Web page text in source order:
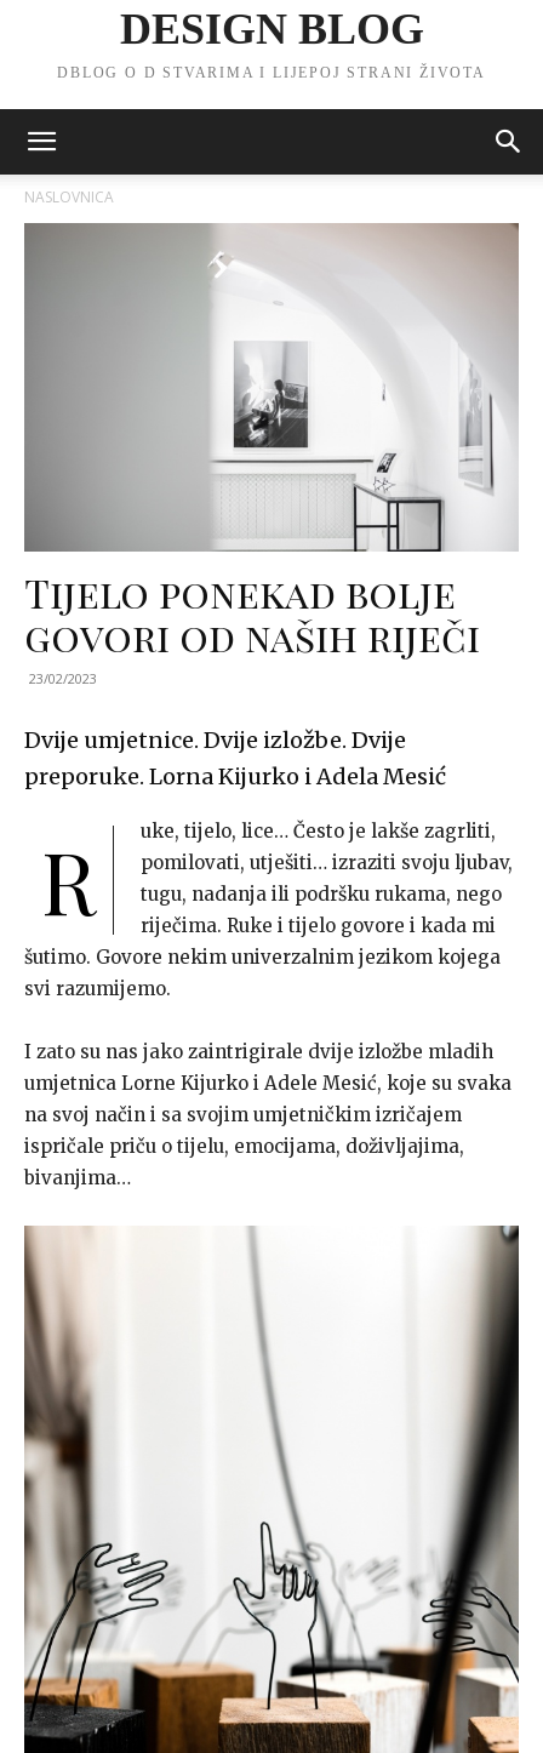
DESIGN BLOG
DBLOG O D STVARIMA I LIJEPOJ STRANI ŽIVOTA
NASLOVNICA
Tijelo ponekad bolje
govori od naših riječi
23/02/2023
Dvije umjetnice. Dvije izložbe. Dvije
preporuke. Lorna Kijurko i Adela Mesić
R
uke, tijelo, lice… Često je lakše zagrliti,
pomilovati, utješiti… izraziti svoju ljubav,
tugu, nadanja ili podršku rukama, nego
riječima. Ruke i tijelo govore i kada mi
šutimo. Govore nekim univerzalnim jezikom kojega
svi razumijemo.
I zato su nas jako zaintrigirale dvije izložbe mladih
umjetnica Lorne Kijurko i Adele Mesić, koje su svaka
na svoj način i sa svojim umjetničkim izričajem
ispričale priču o tijelu, emocijama, doživljajima,
bivanjima…